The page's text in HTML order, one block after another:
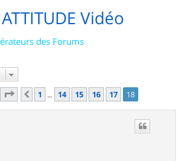
Vidéo
des Forums
Page 18 sur18
Précédent
1 … 14 15 16 17 18